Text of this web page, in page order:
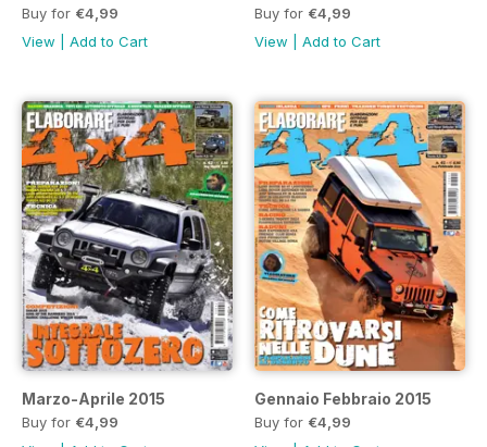
Buy for €4,99
View
Add to Cart
Buy for €4,99
View
Add to Cart
Marzo-Aprile 2015
Buy for €4,99
Gennaio Febbraio 2015
Buy for €4,99